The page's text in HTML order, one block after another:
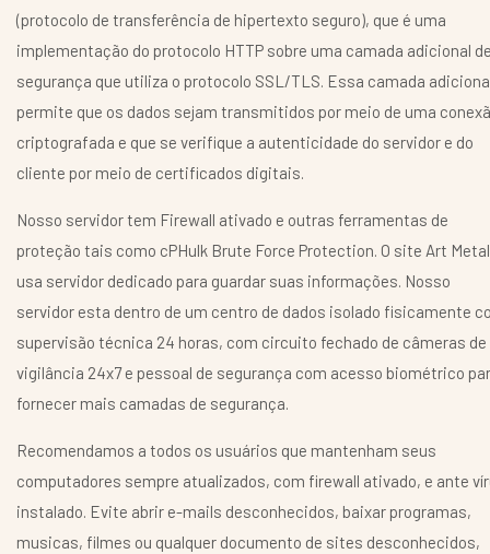
(protocolo de transferência de hipertexto seguro), que é uma
implementação do protocolo HTTP sobre uma camada adicional
segurança que utiliza o protocolo SSL/TLS. Essa camada
permite que os dados sejam transmitidos por meio de uma
criptografada e que se verifique a autenticidade do servidor e do
cliente por meio de certificados digitais.
Nosso servidor tem Firewall ativado e outras ferramentas de
proteção tais como cPHulk Brute Force Protection. O site Art Metal
usa servidor dedicado para guardar suas informações. Nosso
servidor esta dentro de um centro de dados isolado fisicamente
supervisão técnica 24 horas, com circuito fechado de câmeras de
vigilância 24x7 e pessoal de segurança com acesso biométrico
fornecer mais camadas de segurança.
Recomendamos a todos os usuários que mantenham seus
computadores sempre atualizados, com firewall ativado, e ante
instalado. Evite abrir e-mails desconhecidos, baixar programas,
musicas, filmes ou qualquer documento de sites desconhecidos,